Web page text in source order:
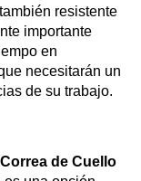
resistente
importante
en
necesitarán un
de su trabajo.
de Cuello